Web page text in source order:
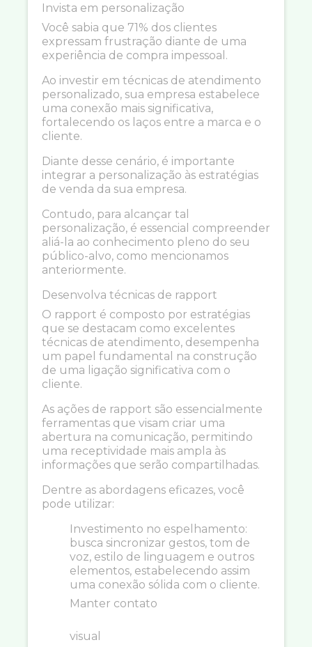
Invista em personalização
Você sabia que 71% dos clientes
expressam frustração diante de uma
experiência de compra impessoal.
Ao investir em técnicas de atendimento
personalizado, sua empresa estabelece
uma conexão mais significativa,
fortalecendo os laços entre a marca e o
cliente.
Diante desse cenário, é importante
integrar a personalização às estratégias
de venda da sua empresa.
Contudo, para alcançar tal
personalização, é essencial compreender
aliá-la ao conhecimento pleno do seu
público-alvo, como mencionamos
anteriormente.
Desenvolva técnicas de rapport
O rapport é composto por estratégias
que se destacam como excelentes
técnicas de atendimento, desempenha
um papel fundamental na construção
de uma ligação significativa com o
cliente.
As ações de rapport são essencialmente
ferramentas que visam criar uma
abertura na comunicação, permitindo
uma receptividade mais ampla às
informações que serão compartilhadas.
Dentre as abordagens eficazes, você
pode utilizar:
Investimento no espelhamento:
busca sincronizar gestos, tom de
voz, estilo de linguagem e outros
elementos, estabelecendo assim
uma conexão sólida com o cliente.
Manter contato
visual